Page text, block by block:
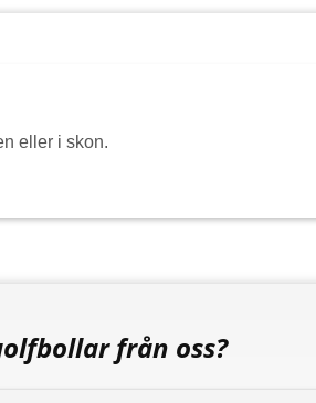
eller i skon.
från oss?